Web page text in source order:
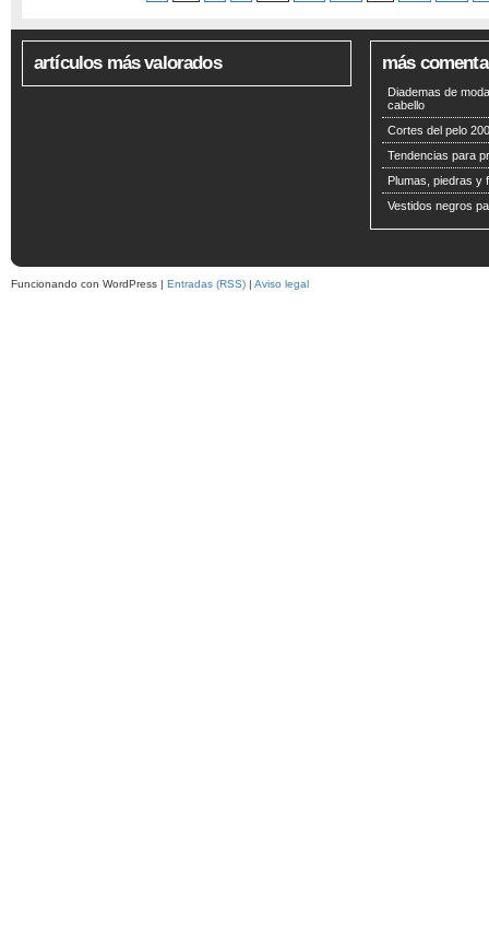
artículos más valorados más
Diademas de
cabello
Cortes del pelo
Tendencias para
Plumas, piedras y
Vestidos negros
Funcionando con WordPress | Entradas (RSS) | Aviso legal